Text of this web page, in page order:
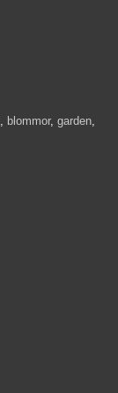
, blommor, garden,